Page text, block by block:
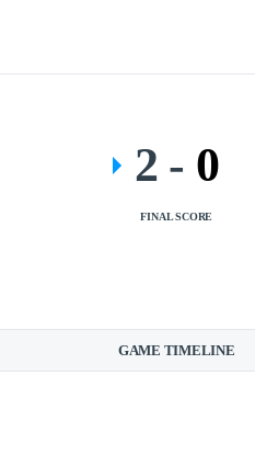
2 - 0
FINAL SCORE
GAME TIMELINE